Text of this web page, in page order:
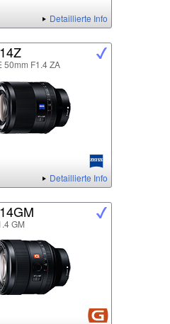
Detaillierte Info
50mm F1.4 ZA
Detaillierte Info
GM